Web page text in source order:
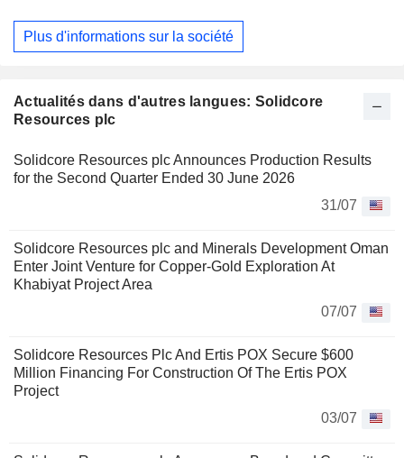
Actualités dans d'autres langues: Solidcore
Resources plc
Solidcore Resources plc Announces Production Results
for the Second Quarter Ended 30 June 2026
31/07
Solidcore Resources plc and Minerals Development Oman
Enter Joint Venture for Copper-Gold Exploration At
Khabiyat Project Area
07/07
Solidcore Resources Plc And Ertis POX Secure $600
Million Financing For Construction Of The Ertis POX
Project
03/07
effectue des travaux d'exploration à proximité de la mine afin
d'améliorer ses réserves de minerai. Outre l'or, la société
Plus d'informations sur la société